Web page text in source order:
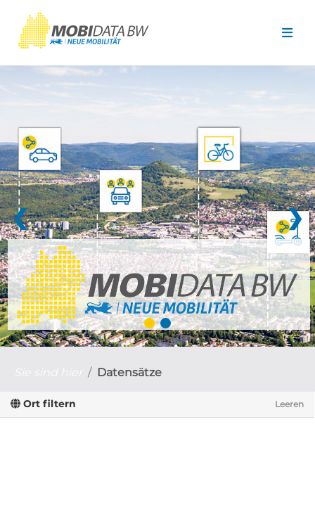
❮ ❯
Datensätze
Ort filtern Leeren